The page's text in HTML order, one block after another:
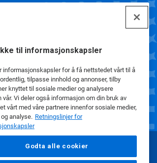
til informasjonskapsler
informasjonskapsler for å få nettstedet vårt til å
tilpasse innhold og annonser, tilby
knyttet til sosiale medier og analysere
vår. Vi deler også informasjon om din bruk av
vårt med våre partnere innenfor sosiale medier,
analyse. Retningslinjer for
Godta alle cookier